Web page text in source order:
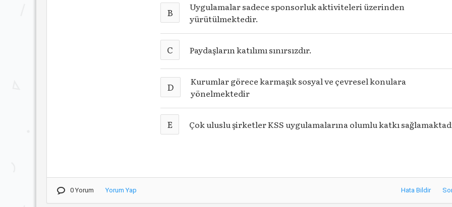
B
Uygulamalar sadece sponsorluk aktiviteleri üzerinden
yürütülmektedir.
C Paydaşların katılımı sınırsızdır.
D
Kurumlar görece karmaşık sosyal ve çevresel konulara
yönelmektedir
E Çok uluslu şirketler KSS uygulamalarına olumlu katkı
0 Yorum Yorum Yap Hata Bildir